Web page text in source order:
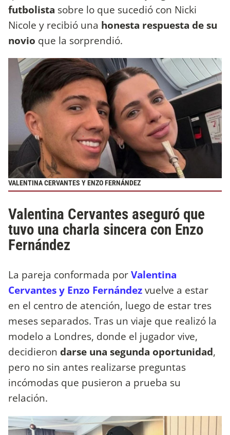
futbolista sobre lo que sucedió con Nicki
Nicole y recibió una honesta respuesta de su
novio que la sorprendió.
VALENTINA CERVANTES Y ENZO FERNÁNDEZ
Valentina Cervantes aseguró que
tuvo una charla sincera con Enzo
Fernández
La pareja conformada porValentina
Cervantes y Enzo Fernándezvuelve a estar
en el centro de atención, luego de estar tres
meses separados. Tras un viaje que realizó la
modelo a Londres, donde el jugador vive,
decidieron darse una segunda oportunidad,
pero no sin antes realizarse preguntas
incómodas que pusieron a prueba su
relación.